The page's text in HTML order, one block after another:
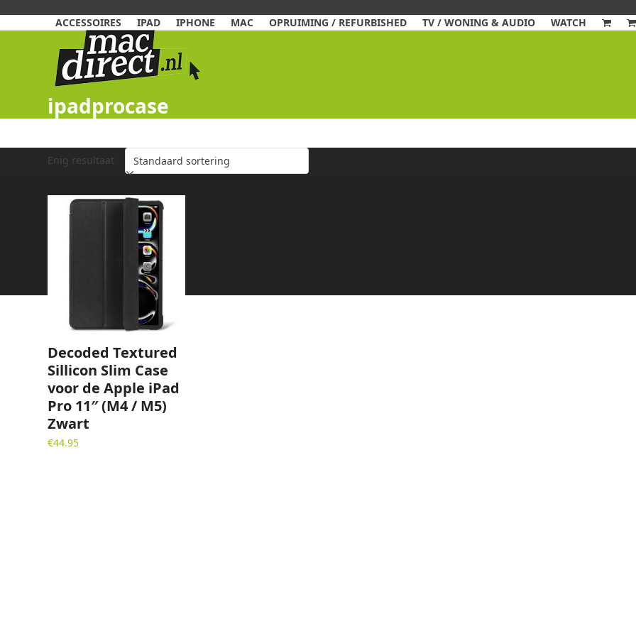
ACCESSOIRES
IPAD IPHONE MAC OPRUIMING / REFURBISHED TV / WONING & AUDIO WATCH
ipadprocase
Enig resultaat
Decoded Textured
Sillicon Slim Case
voor de Apple iPad
Pro 11″ (M4 / M5)
Zwart
€44.95